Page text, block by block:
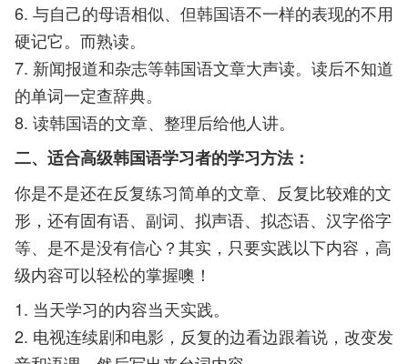
6. 与自己的母语相似、但韩国语不一样的表现的不用
硬记它。而熟读。
7. 新闻报道和杂志等韩国语文章大声读。读后不知道
的单词一定查辞典。
8. 读韩国语的文章、整理后给他人讲。
二、适合高级韩国语学习者的学习方法：
你是不是还在反复练习简单的文章、反复比较难的文
形，还有固有语、副词、拟声语、拟态语、汉字俗字
等、是不是没有信心？其实，只要实践以下内容，高
级内容可以轻松的掌握噢！
1. 当天学习的内容当天实践。
2. 电视连续剧和电影，反复的边看边跟着说，改变发